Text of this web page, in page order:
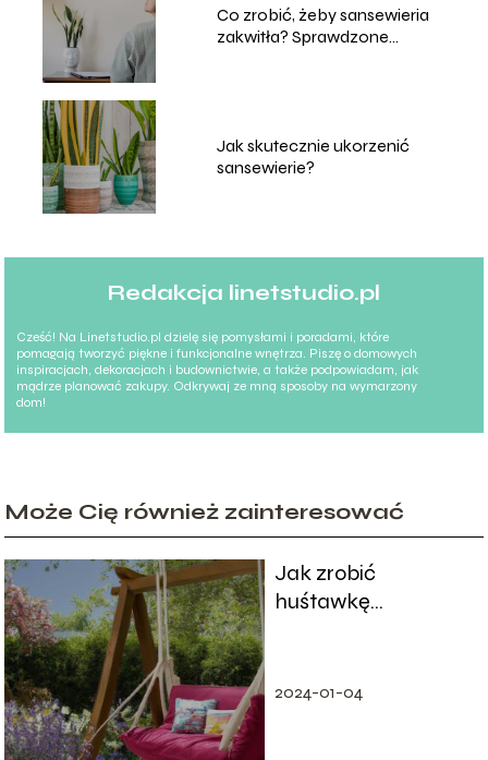
Co zrobić, żeby sansewieria
zakwitła? Sprawdzone
Jak skutecznie ukorzenić
sansewierie?
Redakcja linetstudio.pl
Cześć! Na Linetstudio.pl dzielę się pomysłami i poradami, które
pomagają tworzyć piękne i funkcjonalne wnętrza. Piszę o domowych
inspiracjach, dekoracjach i budownictwie, a także podpowiadam, jak
mądrze planować zakupy. Odkrywaj ze mną sposoby na wymarzony
dom!
Może Cię również zainteresować
Jak zrobić
huśtawkę
2024-01-04